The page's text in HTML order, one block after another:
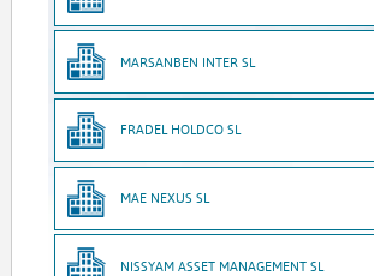
MARSANBEN INTER SL
FRADEL HOLDCO SL
MAE NEXUS SL
NISSYAM ASSET MANAGEMENT SL